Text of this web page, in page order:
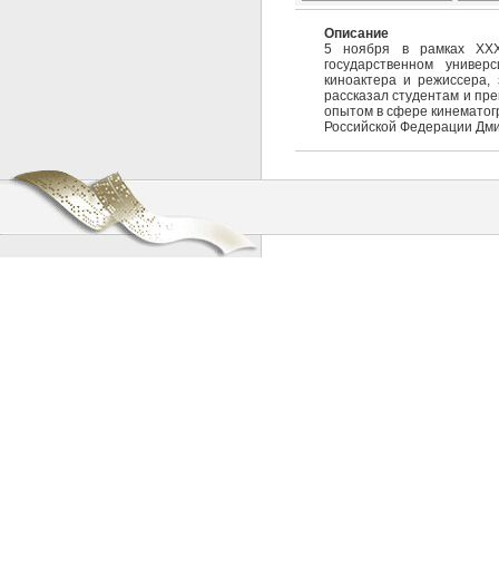
Описание
5 ноября в рамках
государственном
киноактера и
рассказал студентам и
опытом в сфере
Российской Федерации